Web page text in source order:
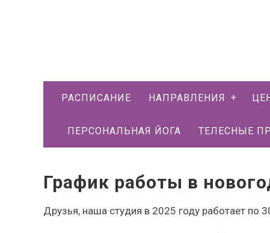
РАСПИСАНИЕ НАПРАВЛЕНИЯ
ПЕРСОНАЛЬНАЯ ЙОГА ТЕЛЕСНЫЕ
График работы в
Друзья, наша студия в 2025 году работает по